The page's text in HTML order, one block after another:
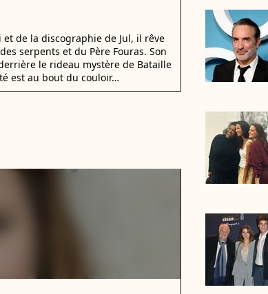
de la discographie de Jul, il rêve
serpents et du Père Fouras. Son
le rideau mystère de Bataille
est au bout du couloir…